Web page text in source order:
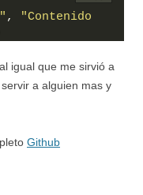
,
"Contenido
igual que me sirvió a
a alguien mas y
Github